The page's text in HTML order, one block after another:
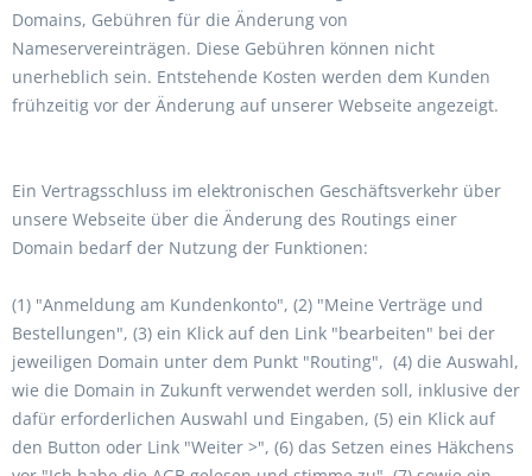
Domains, Gebühren für die Änderung von
Nameservereinträgen. Diese Gebühren können nicht
unerheblich sein. Entstehende Kosten werden dem Kunden
frühzeitig vor der Änderung auf unserer Webseite angezeigt.
Ein Vertragsschluss im elektronischen Geschäftsverkehr über
unsere Webseite über die Änderung des Routings einer
Domain bedarf der Nutzung der Funktionen:
(1) "Anmeldung am Kundenkonto", (2) "Meine Verträge und
Bestellungen", (3) ein Klick auf den Link "bearbeiten" bei der
jeweiligen Domain unter dem Punkt "Routing", (4) die Auswahl,
wie die Domain in Zukunft verwendet werden soll, inklusive der
dafür erforderlichen Auswahl und Eingaben, (5) ein Klick auf
den Button oder Link "Weiter >", (6) das Setzen eines Häkchens